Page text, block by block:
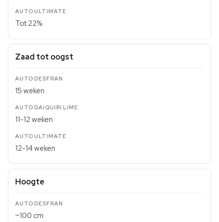
Tot 22%
Zaad tot oogst
15 weken
11-12 weken
12-14 weken
Hoogte
~100 cm